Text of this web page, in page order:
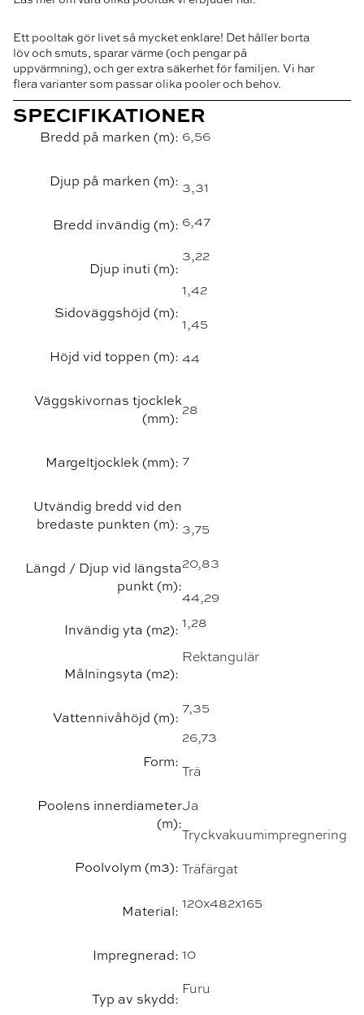
Ett pooltak gör livet så mycket enklare! Det håller borta
löv och smuts, sparar värme (och pengar på
uppvärmning), och ger extra säkerhet för familjen. Vi har
flera varianter som passar olika pooler och behov.
SPECIFIKATIONER
Bredd på marken (m):
Djup på marken (m):
Bredd invändig (m):
Djup inuti (m):
Sidoväggshöjd (m):
Höjd vid toppen (m):
Väggskivornas tjocklek
(mm):
Margeltjocklek (mm):
Utvändig bredd vid den
bredaste punkten (m):
Längd / Djup vid längsta
punkt (m):
Invändig yta (m2):
Målningsyta (m2):
Vattennivåhöjd (m):
Form:
Poolens innerdiameter
(m):
Poolvolym (m3):
Material:
Impregnerad:
Typ av skydd:
6,56
3,31
6,47
3,22
1,42
1,45
44
28
7
3,75
20,83
44,29
1,28
Rektangulär
7,35
26,73
Trä
Ja
Tryckvakuumimpregnering
Träfärgat
120x482x165
10
Furu